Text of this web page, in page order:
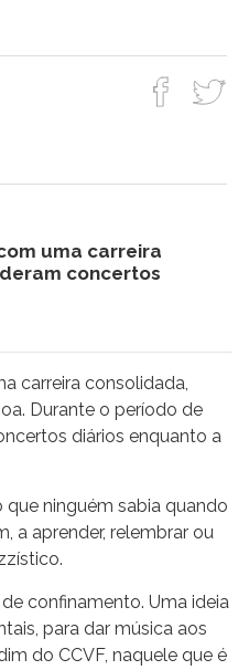
uma carreira
concertos
carreira consolidada,
Durante o período de
diários enquanto a
ninguém sabia quando
a aprender, relembrar ou
confinamento. Uma ideia
para dar música aos
do CCVF, naquele que é